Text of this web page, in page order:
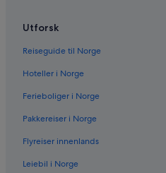
Utforsk
Reiseguide til Norge
Hoteller i Norge
Ferieboliger i Norge
Pakkereiser i Norge
Flyreiser innenlands
Leiebil i Norge